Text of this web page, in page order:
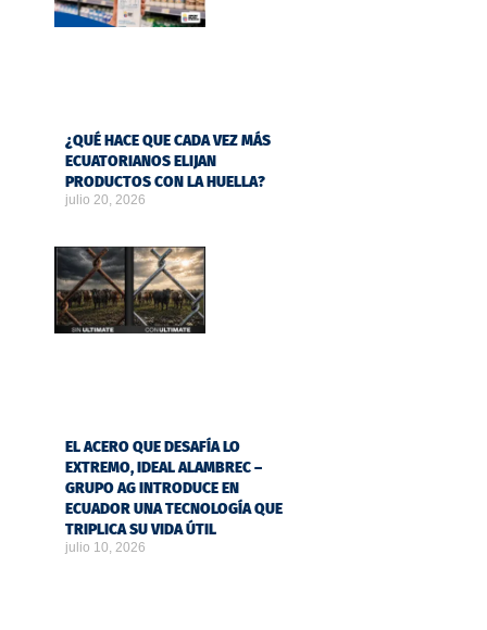
¿QUÉ HACE QUE CADA VEZ MÁS
ECUATORIANOS ELIJAN
PRODUCTOS CON LA HUELLA?
julio 20, 2026
EL ACERO QUE DESAFÍA LO
EXTREMO, IDEAL ALAMBREC –
GRUPO AG INTRODUCE EN
ECUADOR UNA TECNOLOGÍA QUE
TRIPLICA SU VIDA ÚTIL
julio 10, 2026